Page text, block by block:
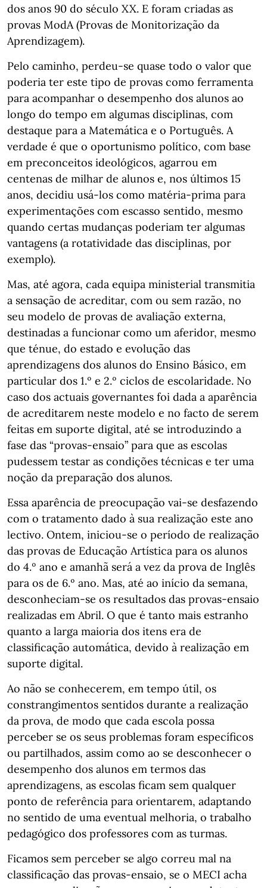
dos anos 90 do século XX. E foram criadas as
provas ModA (Provas de Monitorização da
Aprendizagem).
Pelo caminho, perdeu-se quase todo o valor que
poderia ter este tipo de provas como ferramenta
para acompanhar o desempenho dos alunos ao
longo do tempo em algumas disciplinas, com
destaque para a Matemática e o Português. A
verdade é que o oportunismo político, com base
em preconceitos ideológicos, agarrou em
centenas de milhar de alunos e, nos últimos 15
anos, decidiu usá-los como matéria-prima para
experimentações com escasso sentido, mesmo
quando certas mudanças poderiam ter algumas
vantagens (a rotatividade das disciplinas, por
exemplo).
Mas, até agora, cada equipa ministerial transmitia
a sensação de acreditar, com ou sem razão, no
seu modelo de provas de avaliação externa,
destinadas a funcionar como um aferidor, mesmo
que ténue, do estado e evolução das
aprendizagens dos alunos do Ensino Básico, em
particular dos 1.º e 2.º ciclos de escolaridade. No
caso dos actuais governantes foi dada a aparência
de acreditarem neste modelo e no facto de serem
feitas em suporte digital, até se introduzindo a
fase das “provas-ensaio” para que as escolas
pudessem testar as condições técnicas e ter uma
noção da preparação dos alunos.
Essa aparência de preocupação vai-se desfazendo
com o tratamento dado à sua realização este ano
lectivo. Ontem, iniciou-se o período de realização
das provas de Educação Artística para os alunos
do 4.º ano e amanhã será a vez da prova de Inglês
para os de 6.º ano. Mas, até ao início da semana,
desconheciam-se os resultados das provas-ensaio
realizadas em Abril. O que é tanto mais estranho
quanto a larga maioria dos itens era de
classificação automática, devido à realização em
suporte digital.
Ao não se conhecerem, em tempo útil, os
constrangimentos sentidos durante a realização
da prova, de modo que cada escola possa
perceber se os seus problemas foram específicos
ou partilhados, assim como ao se desconhecer o
desempenho dos alunos em termos das
aprendizagens, as escolas ficam sem qualquer
ponto de referência para orientarem, adaptando
no sentido de uma eventual melhoria, o trabalho
pedagógico dos professores com as turmas.
Ficamos sem perceber se algo correu mal na
classificação das provas-ensaio, se o MECI acha